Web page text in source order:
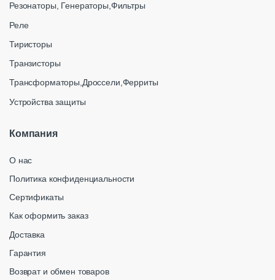
Резонаторы, Генераторы,Фильтры
Реле
Тиристоры
Транзисторы
Трансформаторы,Дроссели,Ферриты
Устройства защиты
Компания
О нас
Политика конфиденциальности
Сертификаты
Как оформить заказ
Доставка
Гарантия
Возврат и обмен товаров